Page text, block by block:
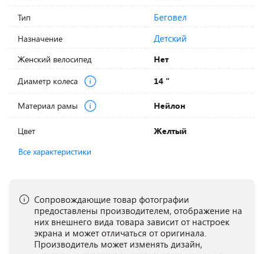
Тип Беговел
Назначение Детский
Женский велосипед
Нет
Диаметр колеса
14 "
Материал рамы Нейлон
Цвет
Желтый
Все характеристики
Сопровождающие товар фотографии
предоставлены производителем, отображение на
них внешнего вида товара зависит от настроек
экрана и может отличаться от оригинала.
Производитель может изменять дизайн,